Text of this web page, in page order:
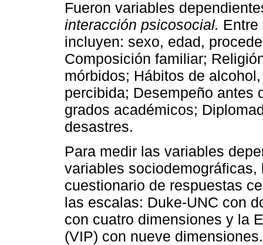
Fueron variables
interacción psicosocial.
incluyen: sexo, edad,
Composición familiar;
mórbidos; Hábitos de
percibida; Desempeño antes
grados académicos;
desastres.
Para medir las variables
variables
cuestionario de respuestas
las escalas: Duke-UNC con
con cuatro dimensiones y la
(VIP) con nueve dimensiones.